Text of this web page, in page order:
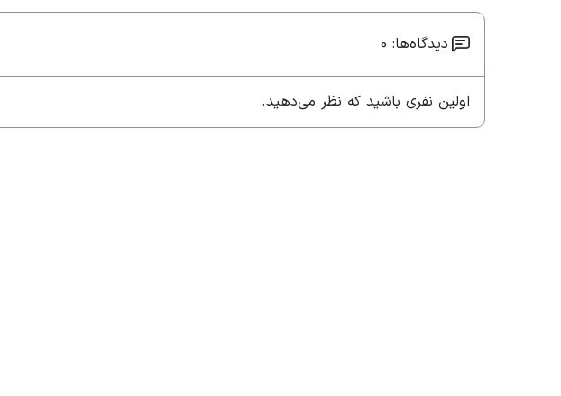
دیدگاه‌ها: 0
اولین نفری باشید که نظر می‌دهید.